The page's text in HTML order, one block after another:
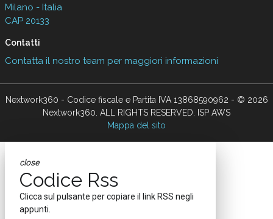
Milano - Italia
CAP 20133
Contatti
Contatta il nostro team per maggiori informazioni
Nextwork360 - Codice fiscale e Partita IVA 13868590962 - © 2026
Nextwork360. ALL RIGHTS RESERVED. ISP AWS
Mappa del sito
close
Codice Rss
Clicca sul pulsante per copiare il link RSS negli
appunti.